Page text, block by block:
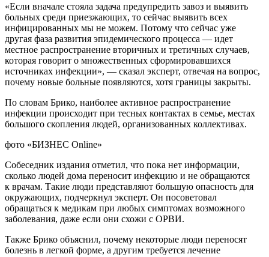
«Если вначале стояла задача предупредить завоз и выявить
больных среди приезжающих, то сейчас выявить всех
инфицированных мы не можем. Потому что сейчас уже
другая фаза развития эпидемического процесса — идет
местное распространение вторичных и третичных случаев,
которая говорит о множественных сформировавшихся
источниках инфекции», — сказал эксперт, отвечая на вопрос,
почему новые больные появляются, хотя границы закрыты.
По словам Брико, наиболее активное распространение
инфекции происходит при тесных контактах в семье, местах
большого скопления людей, организованных коллективах.
фото «БИЗНЕС Online»
Собеседник издания отметил, что пока нет информации,
сколько людей дома переносит инфекцию и не обращаются
к врачам. Такие люди представляют большую опасность для
окружающих, подчеркнул эксперт. Он посоветовал
обращаться к медикам при любых симптомах возможного
заболевания, даже если они схожи с ОРВИ.
Также Брико объяснил, почему некоторые люди переносят
болезнь в легкой форме, а другим требуется лечение